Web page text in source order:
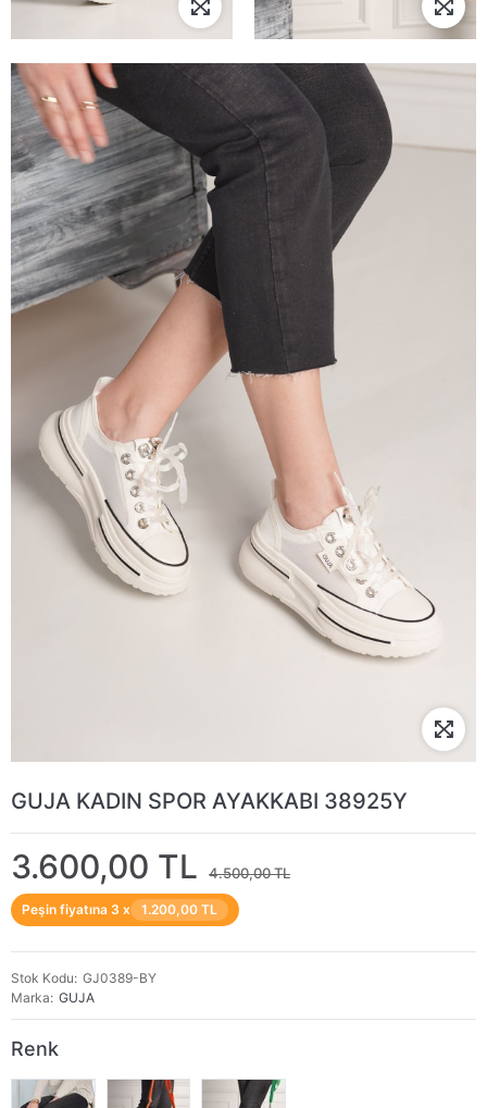
GUJA KADIN SPOR AYAKKABI 38925Y
3.600,00 TL 4.500,00 TL
Peşin fiyatına 3 x 1.200,00 TL
Stok Kodu GJ0389-BY
Marka GUJA
Renk